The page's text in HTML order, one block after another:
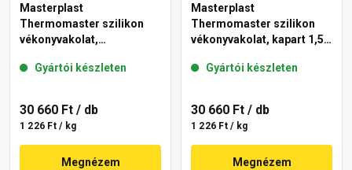
Masterplast
Thermomaster szilikon
vékonyvakolat,
20-E 25 kg
Gyártói készleten
30 660 Ft / db
1 226 Ft / kg
Megnézem
Masterplast
Thermomaster szilikon
vékonyvakolat, kapart 1,5
Gyártói készleten
30 660 Ft / db
1 226 Ft / kg
Megnézem